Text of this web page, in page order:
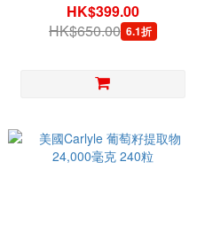
HK$399.00
HK$650.00 6.1折